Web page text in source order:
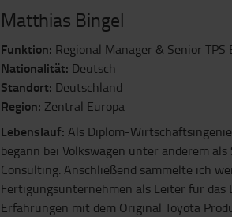
Matthias Bingel
Funktion: Regional Manager & Senior TPS
Nationalität: Deutsch
Standort: Deutschland
Region: Zentral Europa
Lebenslauf: Als Diplom-
begann bei Volkswagen unter anderem
Consulting. Anschließend sammelte ich
Fertigungsunternehmen als Leiter für das
Erfahrungen mit dem Original Toyota